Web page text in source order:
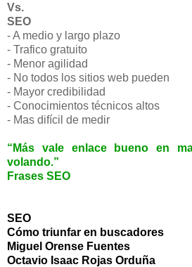
Vs.
SEO
- A medio y largo plazo
- Trafico gratuito
- Menor agilidad
- No todos los sitios web pueden
- Mayor credibilidad
- Conocimientos técnicos altos
- Mas difícil de medir
“Más vale enlace bueno en
volando.”
Frases SEO
SEO
Cómo triunfar en buscadores
Miguel Orense Fuentes
Octavio Isaac Rojas Orduña